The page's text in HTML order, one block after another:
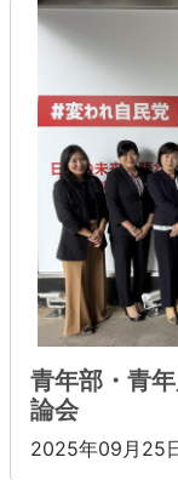
青年部・青
論会
2025年09月25